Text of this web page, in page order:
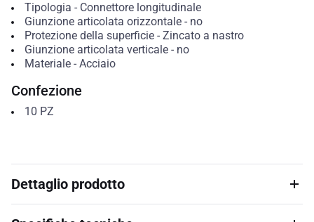
Tipologia - Connettore longitudinale
Giunzione articolata orizzontale- no
Protezione della superficie- Zincato a nastro
Giunzione articolata verticale- no
Materiale- Acciaio
Confezione
10 PZ
Dettaglio prodotto